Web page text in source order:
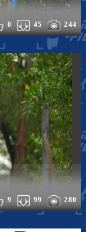
244
45
0
280
99
9